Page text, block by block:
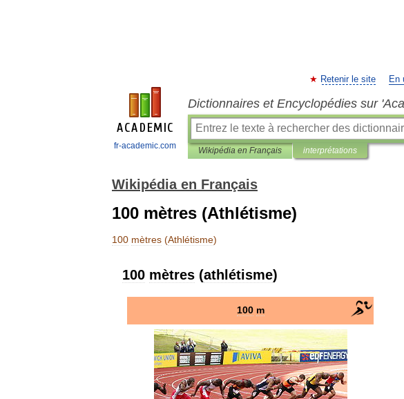
fr-academic.com
Retenir le site En
Dictionnaires et Encyclopédies sur
Wikipédia en Français interprétations
Wikipédia en Français
100 mètres (Athlétisme)
100 mètres (Athlétisme)
100 mètres (athlétisme)
100 m